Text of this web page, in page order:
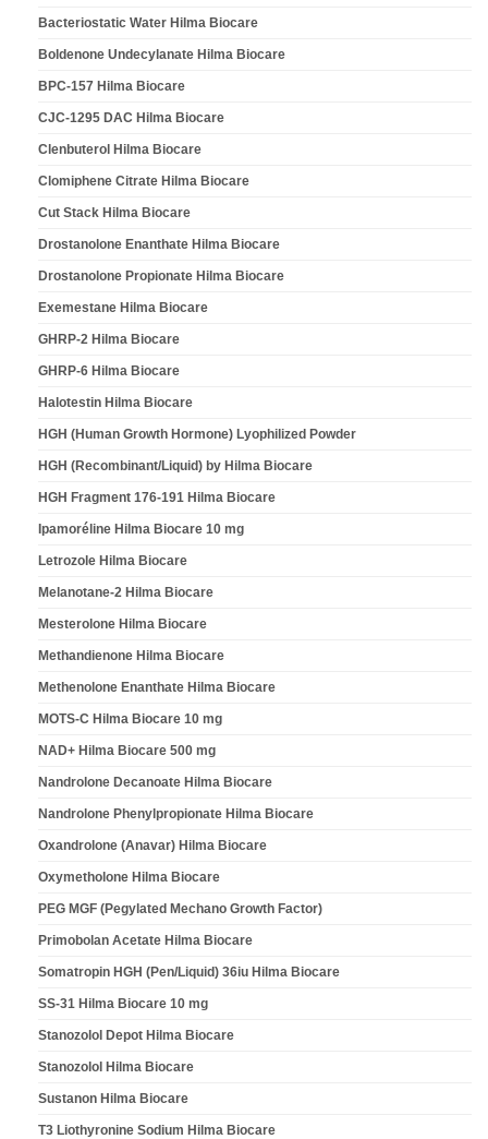
Bacteriostatic Water Hilma Biocare
Boldenone Undecylanate Hilma Biocare
BPC-157 Hilma Biocare
CJC-1295 DAC Hilma Biocare
Clenbuterol Hilma Biocare
Clomiphene Citrate Hilma Biocare
Cut Stack Hilma Biocare
Drostanolone Enanthate Hilma Biocare
Drostanolone Propionate Hilma Biocare
Exemestane Hilma Biocare
GHRP-2 Hilma Biocare
GHRP-6 Hilma Biocare
Halotestin Hilma Biocare
HGH (Human Growth Hormone) Lyophilized Powder
HGH (Recombinant/Liquid) by Hilma Biocare
HGH Fragment 176-191 Hilma Biocare
Ipamoréline Hilma Biocare 10 mg
Letrozole Hilma Biocare
Melanotane-2 Hilma Biocare
Mesterolone Hilma Biocare
Methandienone Hilma Biocare
Methenolone Enanthate Hilma Biocare
MOTS-C Hilma Biocare 10 mg
NAD+ Hilma Biocare 500 mg
Nandrolone Decanoate Hilma Biocare
Nandrolone Phenylpropionate Hilma Biocare
Oxandrolone (Anavar) Hilma Biocare
Oxymetholone Hilma Biocare
PEG MGF (Pegylated Mechano Growth Factor)
Primobolan Acetate Hilma Biocare
Somatropin HGH (Pen/Liquid) 36iu Hilma Biocare
SS-31 Hilma Biocare 10 mg
Stanozolol Depot Hilma Biocare
Stanozolol Hilma Biocare
Sustanon Hilma Biocare
T3 Liothyronine Sodium Hilma Biocare